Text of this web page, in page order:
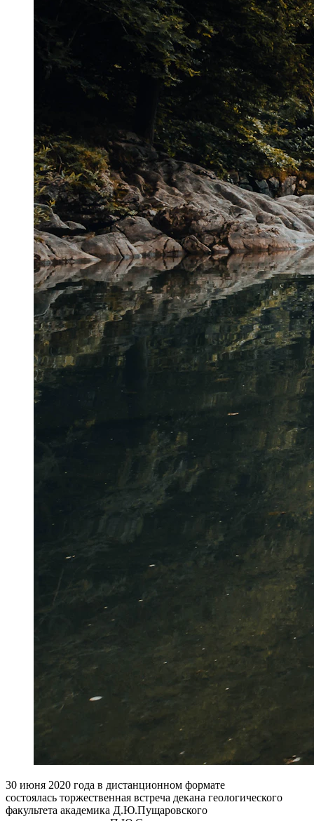
30 июня 2020 года в дистанционном формате
состоялась торжественная встреча декана геологического
факультета академика Д.Ю.Пущаровского